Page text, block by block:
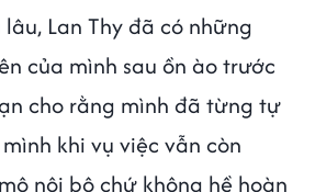
Lan Thy đã có những
của mình sau ồn ào trước
cho rằng mình đã từng tự
khi vụ việc vẫn còn
nội bộ chứ không hề hoàn